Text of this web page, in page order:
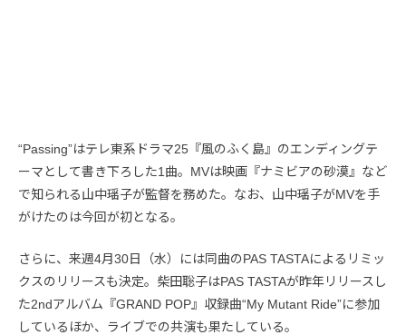
“Passing”はテレ東系ドラマ25『風のふく島』のエンディングテ
ーマとして書き下ろした1曲。MVは映画『ナミビアの砂漠』など
で知られる山中瑶子が監督を務めた。なお、山中瑶子がMVを手
がけたのは今回が初となる。
さらに、来週4月30日（水）には同曲のPAS TASTAによるリミッ
クスのリリースも決定。柴田聡子はPAS TASTAが昨年リリースし
た2ndアルバム『GRAND POP』収録曲“My Mutant Ride”に参加
しているほか、ライブでの共演も果たしている。